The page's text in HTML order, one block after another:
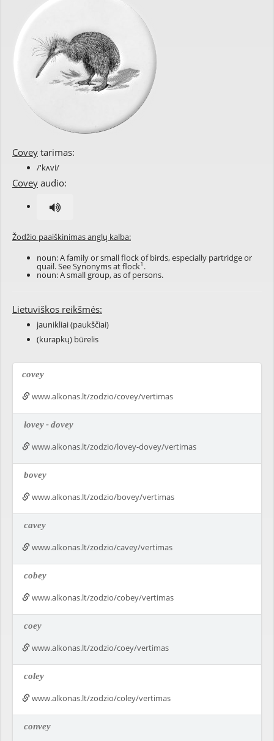
Covey tarimas:
/'kʌvi/
Covey audio:
Žodžio paaiškinimas anglų kalba:
noun: A family or small flock of birds, especially partridge or
quail. See Synonyms atflock1 .
noun: A small group, as of persons.
Lietuviškos reikšmės:
jaunikliai (paukščiai)
(kurapkų) būrelis
covey
www.alkonas.lt/zodzio/covey/vertimas
lovey-dovey
www.alkonas.lt/zodzio/lovey-dovey/vertimas
bovey
www.alkonas.lt/zodzio/bovey/vertimas
cavey
www.alkonas.lt/zodzio/cavey/vertimas
cobey
www.alkonas.lt/zodzio/cobey/vertimas
coey
www.alkonas.lt/zodzio/coey/vertimas
coley
www.alkonas.lt/zodzio/coley/vertimas
convey